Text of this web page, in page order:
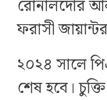
রোনালদোর
ফরাসী
২০২৪ সালে
শেষ হবে।